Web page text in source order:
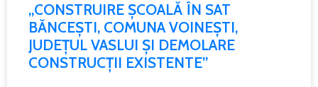
„CONSTRUIRE ȘCOALĂ ÎN SAT
BĂNCEȘTI, COMUNA VOINEȘTI,
JUDEȚUL VASLUI ȘI DEMOLARE
CONSTRUCȚII EXISTENTE”